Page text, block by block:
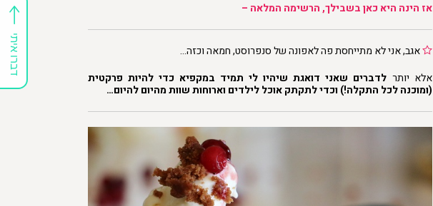
אז הינה היא כאן בשבילך, הרשימה המלאה –
אגב, אני לא מתייחסת פה לאפונה של סנפרוסט, חמאה וכזה…
אלא יותר לדברים שאני דואגת שיהיו לי תמיד במקפיא כדי להיות פרקטית
(ומוכנה לכל התקלה!) וכדי לתקתק אוכל לילדים וארוחות שוות מהיום להיום…
דברו איתי